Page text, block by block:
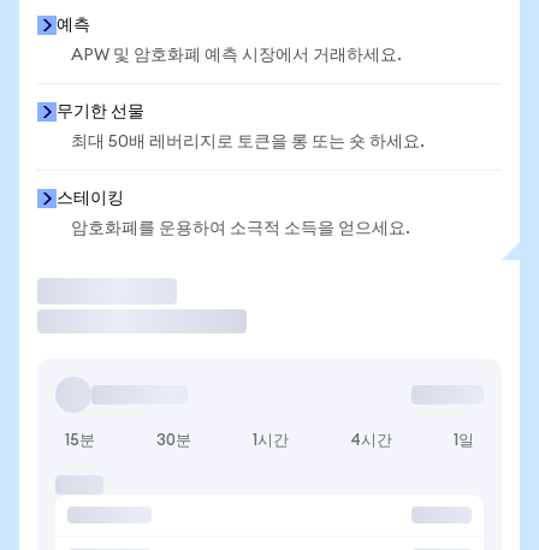
예측
APW 및 암호화폐 예측 시장에서 거래하세요.
무기한 선물
최대 50배 레버리지로 토큰을 롱 또는 숏 하세요.
스테이킹
암호화폐를 운용하여 소극적 소득을 얻으세요.
15분 30분 1시간 4시간 1일